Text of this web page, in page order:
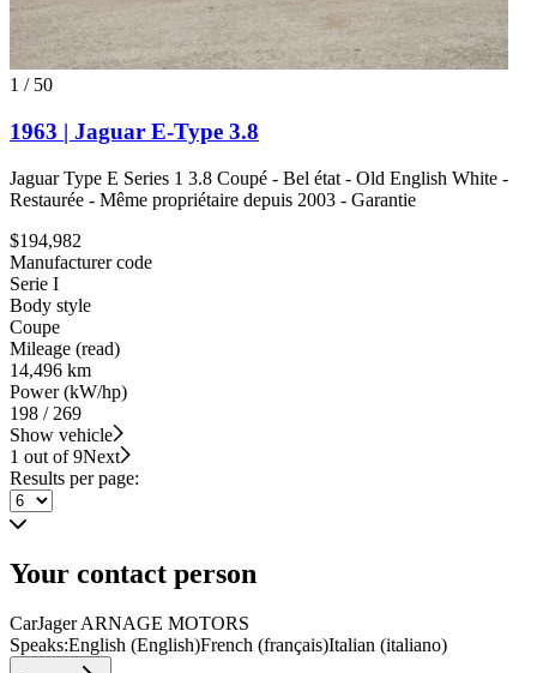
1 / 50
1963 | Jaguar E-Type 3.8
Jaguar Type E Series 1 3.8 Coupé - Bel état - Old English White -
Restaurée - Même propriétaire depuis 2003 - Garantie
$194,982
Manufacturer code
Serie I
Body style
Coupe
Mileage (read)
14,496 km
Power (kW/hp)
198 / 269
Show vehicle
1 out of 9Next
Results per page:
Your contact person
CarJager ARNAGE MOTORS
Speaks:English (English)French (français)Italian (italiano)